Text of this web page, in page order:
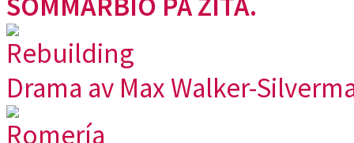
Rebuilding
Drama av Max Walker-
Romería